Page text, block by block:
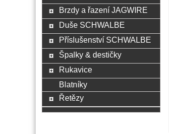
Brzdy a řazení JAGWIRE
Duše SCHWALBE
Příslušenství SCHWALBE
Špalky & destičky
Rukavice
Blatníky
Řetězy